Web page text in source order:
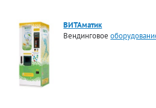
ВИТАматик
Вендинговое